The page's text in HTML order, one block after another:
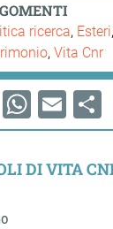
ricerca Esteri
Vita Cnr
Email
DI VITA